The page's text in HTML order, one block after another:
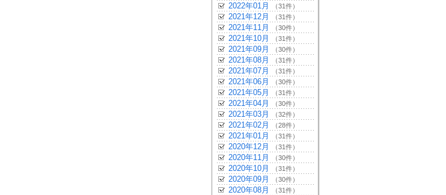
2022年01月 （31件）
2021年12月 （31件）
2021年11月 （30件）
2021年10月 （31件）
2021年09月 （30件）
2021年08月 （31件）
2021年07月 （31件）
2021年06月 （30件）
2021年05月 （31件）
2021年04月 （30件）
2021年03月 （32件）
2021年02月 （28件）
2021年01月 （31件）
2020年12月 （31件）
2020年11月 （30件）
2020年10月 （31件）
2020年09月 （30件）
2020年08月 （31件）